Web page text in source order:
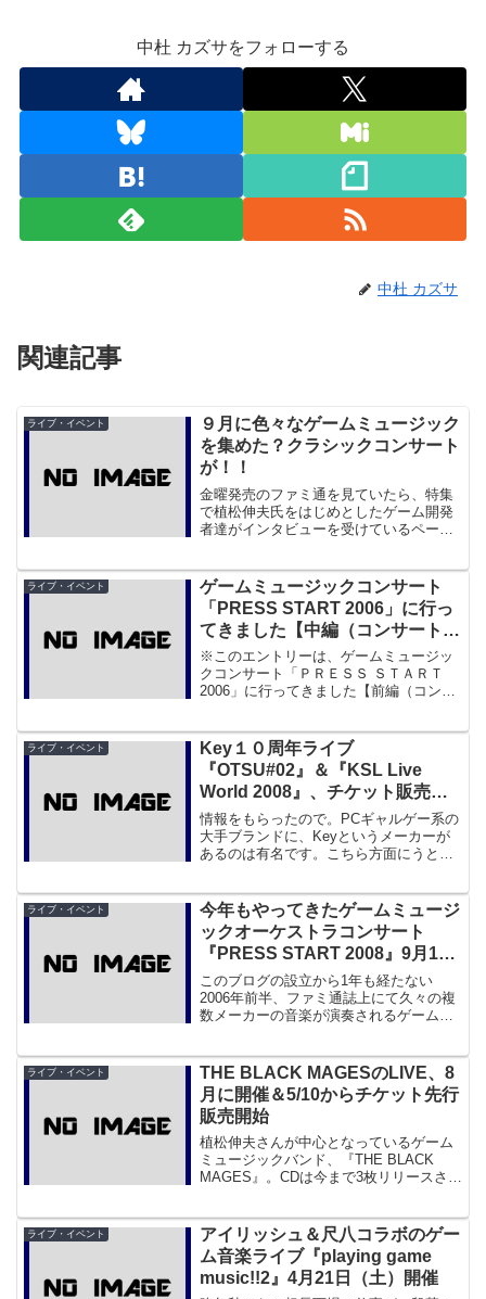
中杜 カズサをフォローする
中杜 カズサ
関連記事
ライブ・イベント
９月に色々なゲームミュージック
を集めた？クラシックコンサート
が！！
金曜発売のファミ通を見ていたら、特集
で植松伸夫氏をはじめとしたゲーム開発
者達がインタビューを受けているページ
はそんなに珍しくないのでそれを何気な
く眺めていたのですが、す...
ライブ・イベント
ゲームミュージックコンサート
「PRESS START 2006」に行っ
てきました【中編（コンサート第
1部）】
※このエントリーは、ゲームミュージッ
クコンサート「ＰＲＥＳＳ ＳＴＡＲＴ
2006」に行ってきました【前編（コンサ
していよいよコンサートが開演。まず１
曲目「METAL ...
ライブ・イベント
Key１０周年ライブ
『OTSU#02』＆『KSL Live
World 2008』、チケット販売は8
日まで
情報をもらったので。PCギャルゲー系の
大手ブランドに、Keyというメーカーが
あるのは有名です。こちら方面にうとい
し、ご存じの方も多いのではないでしょ
うか。ちなみに私の場...
ライブ・イベント
今年もやってきたゲームミュージ
ックオーケストラコンサート
『PRESS START 2008』9月14
日開催
このブログの設立から1年も経たない
2006年前半、ファミ通誌上にて久々の複
数メーカーの音楽が演奏されるゲームオ
START 2006』。場所は渋谷Bunkamura
ホー...
ライブ・イベント
THE BLACK MAGESのLIVE、8
月に開催＆5/10からチケット先行
販売開始
植松伸夫さんが中心となっているゲーム
ミュージックバンド、『THE BLACK
MAGES』。CDは今まで3枚リリースさ
行われ、好評を博しています。そういえ
ば、「PRES...
ライブ・イベント
アイリッシュ＆尺八コラボのゲー
ム音楽ライブ『playing game
music!!2』4月21日（土）開催